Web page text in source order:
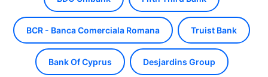
BCR - Banca Comerciala Romana Truist Bank
Bank Of Cyprus Desjardins Group